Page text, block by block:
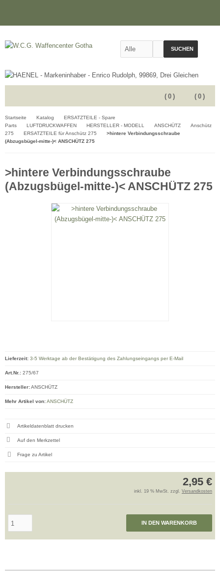
SUCHEN
( 0 )
( 0 )
Startseite Katalog
ERSATZTEILE - Spare
Parts
LUFTDRUCKWAFFEN HERSTELLER - MODELL ANSCHÜTZ
Anschütz
275
ERSATZTEILE für Anschütz 275
>hintere Verbindungsschraube
(Abzugsbügel-mitte-)< ANSCHÜTZ 275
>hintere Verbindungsschraube
(Abzugsbügel-mitte-)< ANSCHÜTZ 275
2,95 €
inkl. 19 % MwSt. zzgl. Versandkosten
IN DEN WARENKORB
Lieferzeit: 3-5 Werktage ab der Bestätigung des Zahlungseingangs per E-Mail
Art.Nr.: 275/67
Hersteller:ANSCHÜTZ
Mehr Artikel von:ANSCHÜTZ
Artikeldatenblatt drucken
Frage zu Artikel